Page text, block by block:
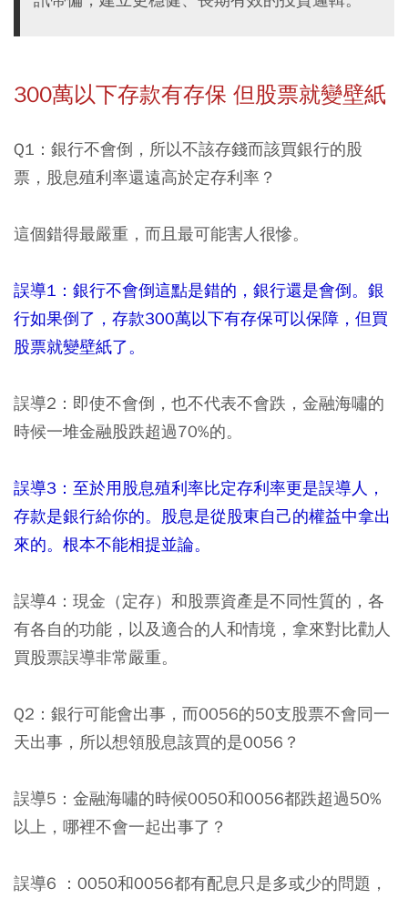
300萬以下存款有存保 但股票就變壁紙
Q1：銀行不會倒，所以不該存錢而該買銀行的股
票，股息殖利率還遠高於定存利率？
這個錯得最嚴重，而且最可能害人很慘。
誤導1：銀行不會倒這點是錯的，銀行還是會倒。銀
行如果倒了，存款300萬以下有存保可以保障，但買
股票就變壁紙了。
誤導2：即使不會倒，也不代表不會跌，金融海嘯的
時候一堆金融股跌超過70%的。
誤導3：至於用股息殖利率比定存利率更是誤導人，
存款是銀行給你的。股息是從股東自己的權益中拿出
來的。根本不能相提並論。
誤導4：現金（定存）和股票資產是不同性質的，各
有各自的功能，以及適合的人和情境，拿來對比勸人
買股票誤導非常嚴重。
Q2：銀行可能會出事，而0056的50支股票不會同一
天出事，所以想領股息該買的是0056？
誤導5：金融海嘯的時候0050和0056都跌超過50%
以上，哪裡不會一起出事了？
誤導6 ：0050和0056都有配息只是多或少的問題，